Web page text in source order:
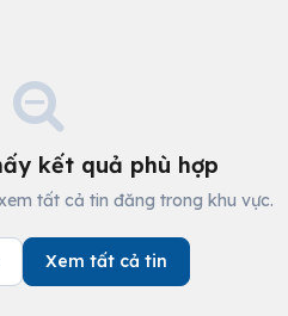
kết quả phù hợp
tất cả tin đăng trong khu vực.
Xem tất cả tin